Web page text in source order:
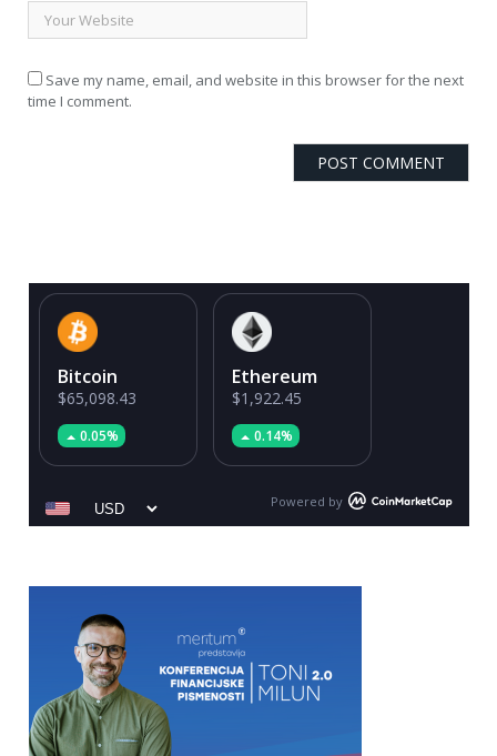
Save my name, email, and website in this browser for the next
time I comment.
Bitcoin
$65,098.43
0.05%
Ethereum
$1,922.45
0.14%
Powered by